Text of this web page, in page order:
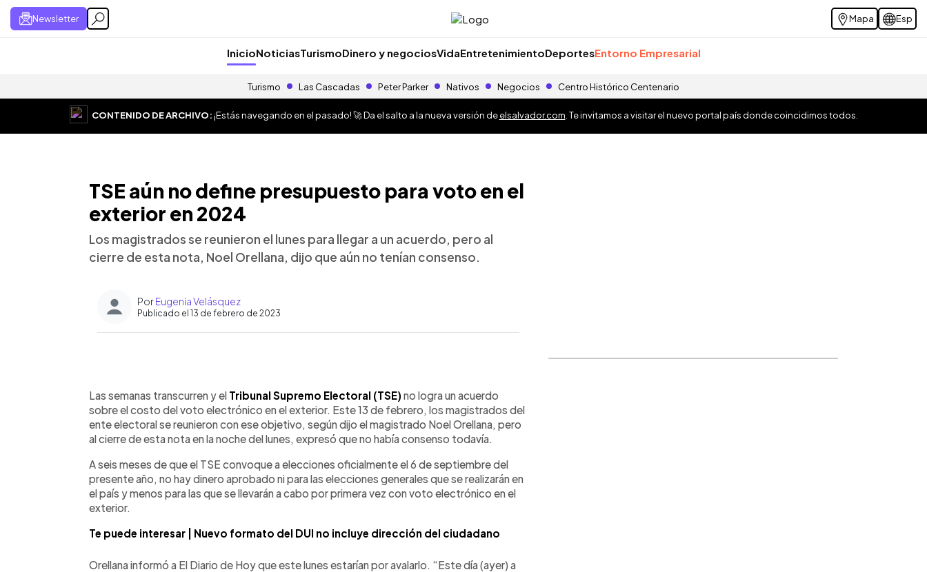
Newsletter Mapa Esp
InicioNoticiasTurismoDinero y negociosVidaEntretenimientoDeportesEntorno Empresarial
Turismo Las Cascadas Peter Parker Nativos Negocios Centro Histórico Centenario
CONTENIDO DE ARCHIVO:¡Estás navegando en el pasado! 🚀 Da el salto a la nueva versión deelsalvador.com . Te invitamos a visitar el nuevo portal país donde coincidimos todos.
TSE aún no define presupuesto para voto en el
exterior en 2024
Los magistrados se reunieron el lunes para llegar a un acuerdo, pero al
cierre de esta nota, Noel Orellana, dijo que aún no tenían consenso.
PorEugenia Velásquez
Publicado el 13 de febrero de 2023
Escuchar artículo
Las semanas transcurren y el Tribunal Supremo Electoral (TSE) no logra un acuerdo
sobre el costo del voto electrónico en el exterior. Este 13 de febrero, los magistrados del
ente electoral se reunieron con ese objetivo, según dijo el magistrado Noel Orellana, pero
al cierre de esta nota en la noche del lunes, expresó que no había consenso todavía.
A seis meses de que el TSE convoque a elecciones oficialmente el 6 de septiembre del
presente año, no hay dinero aprobado ni para las elecciones generales que se realizarán en
el país y menos para las que se llevarán a cabo por primera vez con voto electrónico en el
exterior.
Te puede interesar | Nuevo formato del DUI no incluye dirección del ciudadano
Orellana informó a El Diario de Hoy que este lunes estarían por avalarlo. “Este día (ayer) a